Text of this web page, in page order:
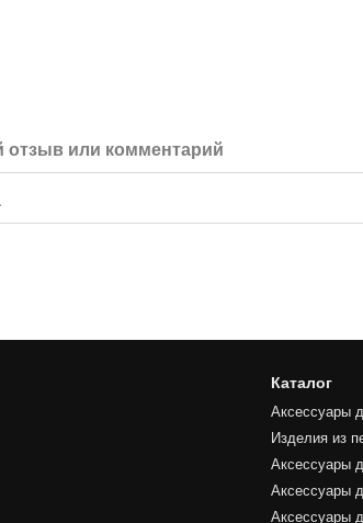
отзыв или комментарий
Каталог
Аксессуары
Изделия из
Аксессуары
Аксессуары
Аксессуары